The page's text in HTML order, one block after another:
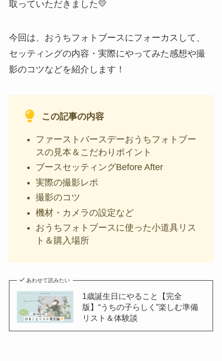
取っていただきました💛
今回は、おうちフォトブースにフォーカスして、
セッティングの内容・実際にやってみた感想や撮
影のコツなどを紹介します！
この記事の内容
ファーストバースデーおうちフォトブー
スの見本＆こだわりポイント
ブースセッティングBefore After
実際の撮影レポ
撮影のコツ
機材・カメラの設定など
おうちフォトブースに使った小道具リス
ト＆購入場所
あわせて読みたい
1歳誕生日にやること【完全
版】“うちの子らしく”楽しむ準備
リスト＆体験談